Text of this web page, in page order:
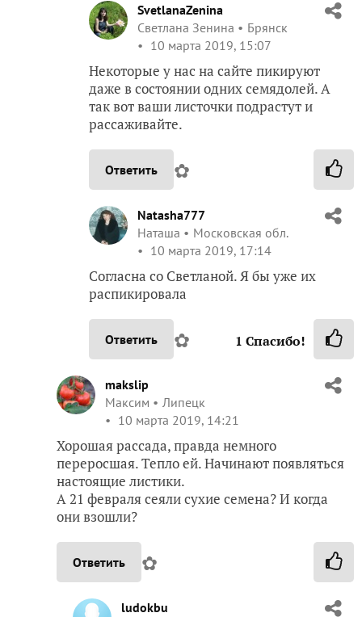
SvetlanaZenina
Светлана Зенина
Брянск
10 марта 2019, 15:07
Некоторые у нас на сайте пикируют
даже в состоянии одних семядолей. А
так вот ваши листочки подрастут и
рассаживайте.
Ответить ✿
Natasha777
Наташа
Московская обл.
10 марта 2019, 17:14
Согласна со Светланой. Я бы уже их
распикировала
Ответить ✿ 1 Спасибо!
makslip
Максим
Липецк
10 марта 2019, 14:21
Хорошая рассада, правда немного
переросшая. Тепло ей. Начинают появляться
настоящие листики.
А 21 февраля сеяли сухие семена? И когда
они взошли?
Ответить ✿
ludokbu